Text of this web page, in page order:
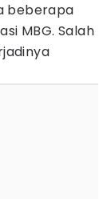
beberapa
MBG. Salah